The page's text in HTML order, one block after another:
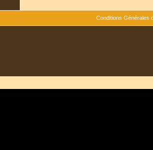
Conditions Générales